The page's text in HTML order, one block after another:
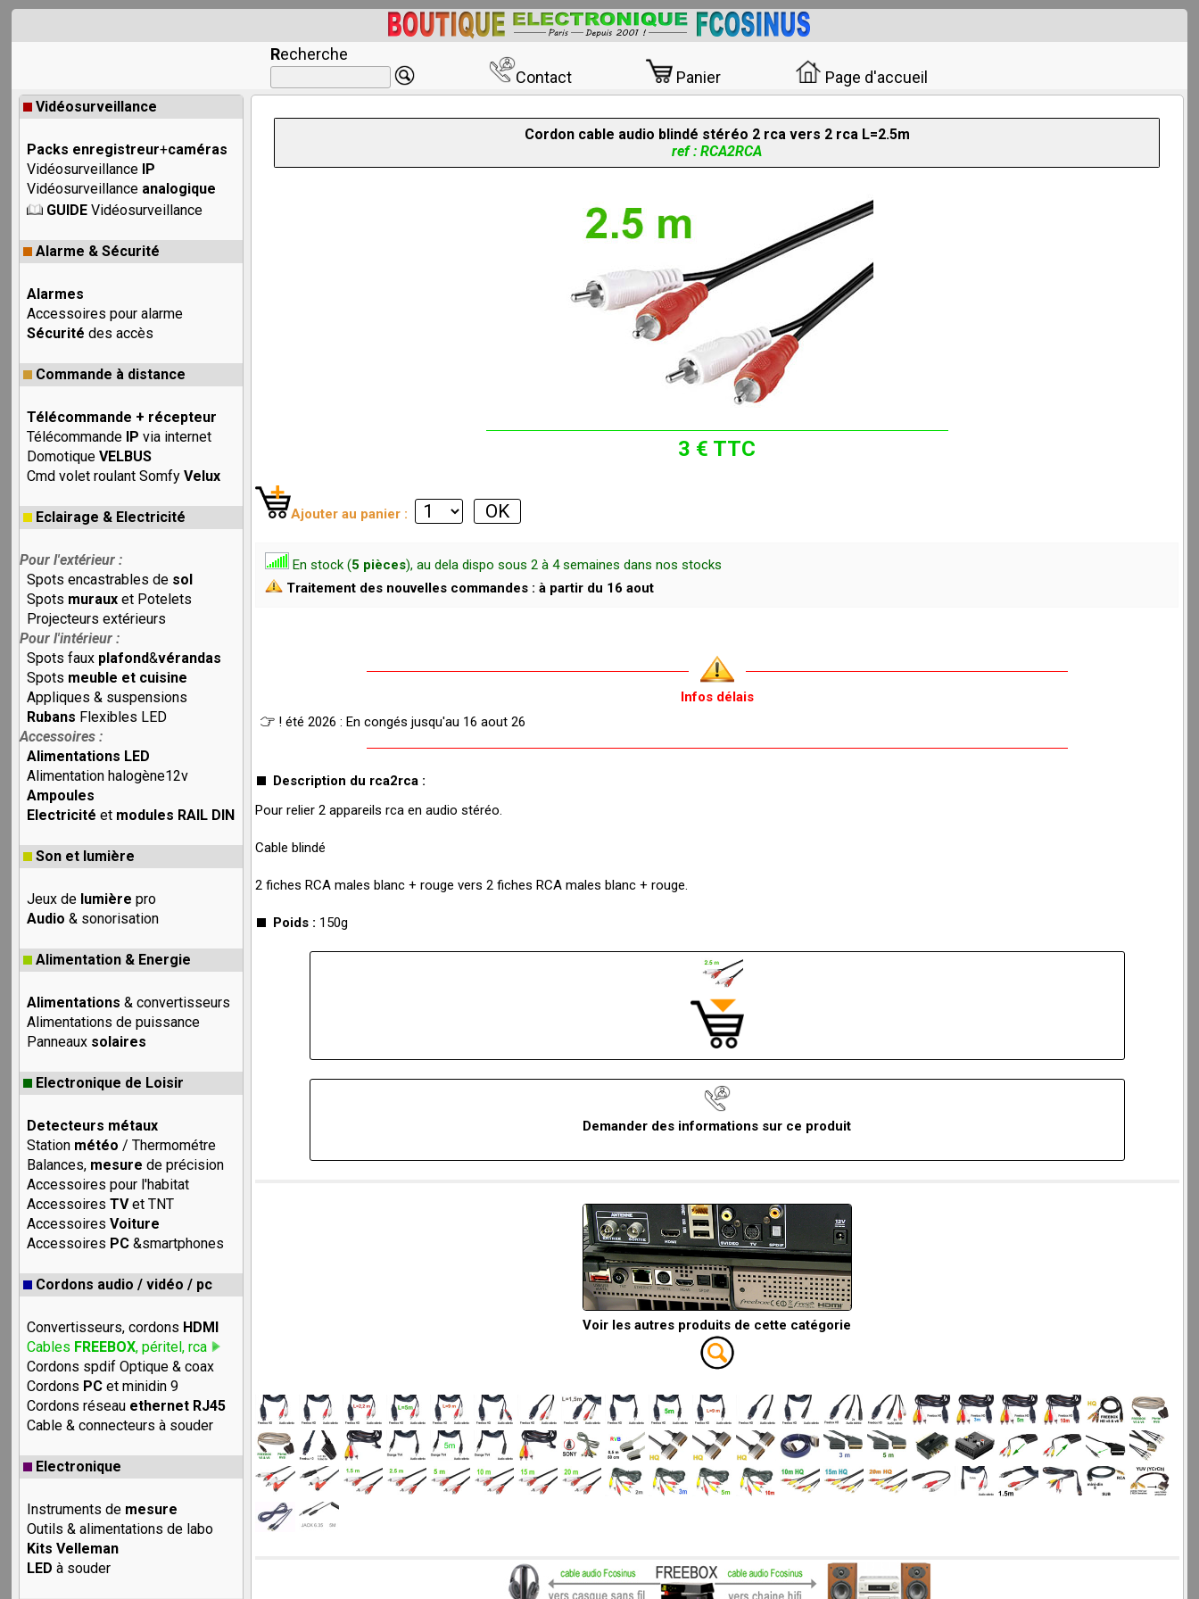
Recherche
Contact
Panier Page d'accueil
Vidéosurveillance
Packs enregistreur+caméras
Vidéosurveillance IP
Vidéosurveillance analogique
GUIDE Vidéosurveillance
Alarme & Sécurité
Alarmes
Accessoires pour alarme
Sécurité des accès
Commande à distance
Télécommande + récepteur
Télécommande IP via internet
DomotiqueVELBUS
Cmd volet roulant SomfyVelux
Eclairage & Electricité
Pour l'extérieur :
Spots encastrables de sol
Spots muraux et Potelets
Projecteurs extérieurs
Pour l'intérieur :
Spots faux plafond&vérandas
Spots meuble et cuisine
Appliques & suspensions
Rubans Flexibles LED
Accessoires :
Alimentations LED
Alimentation halogène12v
Ampoules
Electricité et modules RAIL DIN
Son et lumière
Jeux de lumière pro
Audio & sonorisation
Alimentation & Energie
Alimentations & convertisseurs
Alimentations de puissance
Panneaux solaires
Electronique de Loisir
Detecteurs métaux
Station météo / Thermométre
Balances, mesure de précision
Accessoires pour l'habitat
AccessoiresTVet TNT
AccessoiresVoiture
Accessoires PC &smartphones
Cordons audio / vidéo / pc
Convertisseurs, cordons HDMI
Cables FREEBOX, péritel, rca
Cordons spdif Optique & coax
Cordons PC et minidin 9
Cordons réseau ethernet RJ45
Cable & connecteurs à souder
Electronique
Instruments de mesure
Outils & alimentations de labo
Kits Velleman
LED à souder
Cordon cable audio blindé stéréo 2 rca vers 2 rca L=2.5m
ref : RCA2RCA
3 € TTC
Ajouter au panier :
En stock (5 pièces), au dela dispo sous 2 à 4 semaines dans nos stocks
Traitement des nouvelles commandes : à partir du 16 aout
Infos délais
! été 2026 : En congés jusqu'au 16 aout 26
Description du rca2rca :
Pour relier 2 appareils rca en audio stéréo.
Cable blindé
2 fiches RCA males blanc + rouge vers 2 fiches RCA males blanc + rouge.
Poids : 150g
Demander des informations sur ce produit
Voir les autres produits de cette catégorie